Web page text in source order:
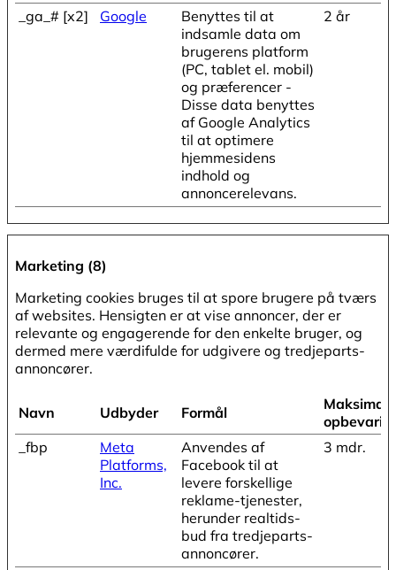
_ga_# [x2] Google
Benyttes til at
indsamle data om
brugerens platform
(PC, tablet el. mobil)
og præferencer -
Disse data benyttes
af Google Analytics
til at optimere
hjemmesidens
indhold og
annoncerelevans.
2 år
Marketing (8)
Marketing cookies bruges til at spore brugere på tværs
af websites. Hensigten er at vise annoncer, der er
relevante og engagerende for den enkelte bruger, og
dermed mere værdifulde for udgivere og tredjeparts-
annoncører.
Navn Udbyder Formål
Maksimal
_fbp
Meta
Platforms,
Inc.
Anvendes af
Facebook til at
levere forskellige
reklame-tjenester,
herunder realtids-
bud fra tredjeparts-
annoncører.
3 mdr.